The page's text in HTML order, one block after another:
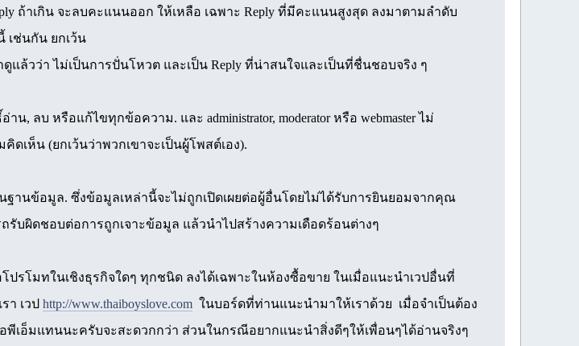
ถ้าเกิน จะลบคะแนนออก ให้เหลือ เฉพาะ Reply ที่มีคะแนนสูงสุด ลงมาตามลำดับ
เช่นกัน ยกเว้น
ว่า ไม่เป็นการปั่นโหวต และเป็น Reply ที่น่าสนใจและเป็นที่ชื่นชอบจริง ๆ
าน, ลบ หรือแก้ไขทุกข้อความ. และ administrator, moderator หรือ webmaster ไม่
ห็น (ยกเว้นว่าพวกเขาจะเป็นผู้โพสต์เอง).
านข้อมูล. ซึ่งข้อมูลเหล่านี้จะไม่ถูกเปิดเผยต่อผู้อื่นโดยไม่ได้รับการยินยอมจากคุณ
ารถรับผิดชอบต่อการถูกเจาะข้อมูล แล้วนำไปสร้างความเดือดร้อนต่างๆ
รโมทในเชิงธุรกิจใดๆ ทุกชนิด ลงได้เฉพาะในห้องซื้อขาย ในเมื่อแนะนำเวปอื่นที่
า เวป http://www.thaiboyslove.com ในบอร์ดที่ท่านแนะนำมาให้เราด้วย เมื่อจำเป็นต้อง
อพีเอ็มแทนนะครับจะสะดวกกว่า ส่วนในกรณีอยากแนะนำสิ่งดีๆให้เพื่อนๆได้อ่านจริงๆ